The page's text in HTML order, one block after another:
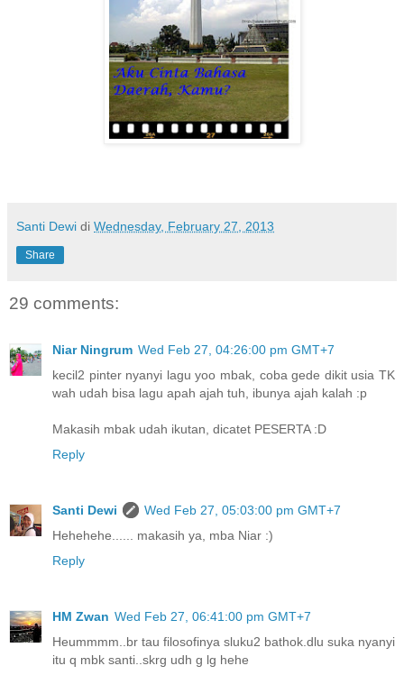
Santi Dewi di Wednesday, February 27, 2013
Share
29 comments:
Niar Ningrum Wed Feb 27, 04:26:00 pm GMT+7
kecil2 pinter nyanyi lagu yoo mbak, coba gede dikit usia TK
wah udah bisa lagu apah ajah tuh, ibunya ajah kalah :p
Makasih mbak udah ikutan, dicatet PESERTA :D
Reply
Santi Dewi
Wed Feb 27, 05:03:00 pm GMT+7
Hehehehe...... makasih ya, mba Niar :)
Reply
HM Zwan Wed Feb 27, 06:41:00 pm GMT+7
Heummmm..br tau filosofinya sluku2 bathok.dlu suka nyanyi
itu q mbk santi..skrg udh g lg hehe